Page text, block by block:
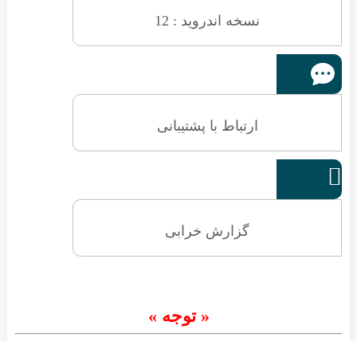
نسخه اندروید : 12
ارتباط با پشتیبانی

گزارش خرابی
« توجه »